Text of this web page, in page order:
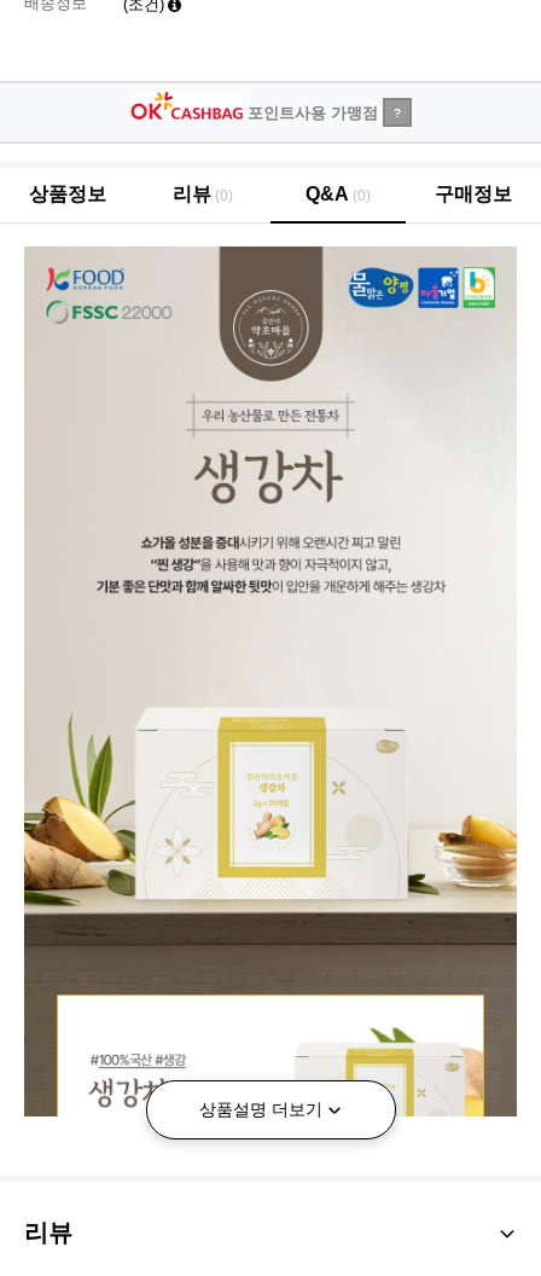
(조건)
포인트사용 가맹점 ?
상품정보 리뷰 (0) Q&A (0) 구매정보
상품설명 더보기
리뷰